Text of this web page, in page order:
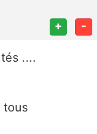
+ -
....
tous